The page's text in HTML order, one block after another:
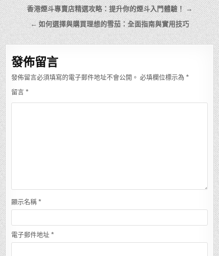
文
章
導
覽
香港煙斗專賣店精選攻略：提升你的煙斗入門體驗！ →
← 如何選擇與購買理想的雪茄：全面指南與實用技巧
發佈留言
發佈留言必須填寫的電子郵件地址不會公開。 必填欄位標示為 *
留言 *
顯示名稱 *
電子郵件地址 *